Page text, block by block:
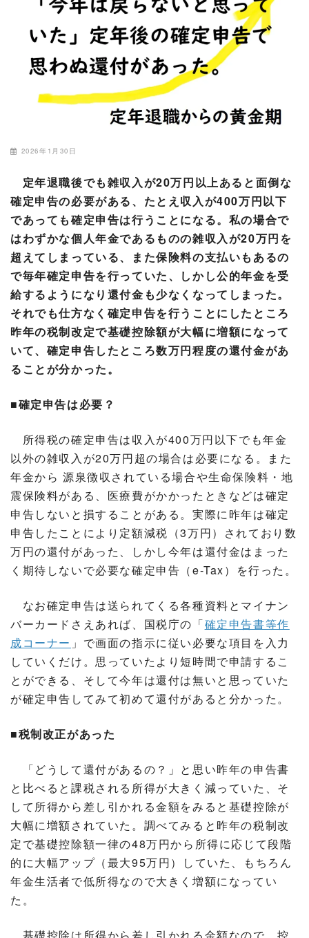
2026年1月30日
定年退職後でも雑収入が20万円以上あると面倒な
確定申告の必要がある、たとえ収入が400万円以下
であっても確定申告は行うことになる。私の場合で
はわずかな個人年金であるものの雑収入が20万円を
超えてしまっている、また保険料の支払いもあるの
で毎年確定申告を行っていた、しかし公的年金を受
給するようになり還付金も少なくなってしまった。
それでも仕方なく確定申告を行うことにしたところ
昨年の税制改定で基礎控除額が大幅に増額になって
いて、確定申告したところ数万円程度の還付金があ
ることが分かった。
■確定申告は必要？
所得税の確定申告は収入が400万円以下でも年金
以外の雑収入が20万円超の場合は必要になる。また
年金から 源泉徴収されている場合や生命保険料・地
震保険料がある、医療費がかかったときなどは確定
申告しないと損することがある。実際に昨年は確定
申告したことにより定額減税（3万円）されており数
万円の還付があった、しかし今年は還付金はまった
く期待しないで必要な確定申告（e-Tax）を行った。
なお確定申告は送られてくる各種資料とマイナン
バーカードさえあれば、国税庁の「確定申告書等作
成コーナー 」で画面の指示に従い必要な項目を入力
していくだけ。思っていたより短時間で申請するこ
とができる、そして今年は還付は無いと思っていた
が確定申告してみて初めて還付があると分かった。
■税制改正があった
「どうして還付があるの？」と思い昨年の申告書
と比べると課税される所得が大きく減っていた、そ
して所得から差し引かれる金額をみると基礎控除が
大幅に増額されていた。調べてみると昨年の税制改
定で基礎控除額一律の48万円から所得に応じて段階
的に大幅アップ（最大95万円）していた、もちろん
年金生活者で低所得なので大きく増額になってい
た。
基礎控除は所得から差し引かれる金額なので、控